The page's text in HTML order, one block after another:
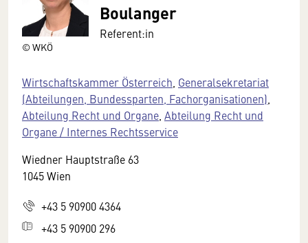
© WKÖ
Boulanger
Referent:in
Wirtschaftskammer Österreich Generalsekretariat
(Abteilungen, Bundessparten, Fachorganisationen)
Abteilung Recht und Organe Abteilung Recht und
Organe / Internes Rechtsservice
Wiedner Hauptstraße 63
1045 Wien
+43 5 90900 4364
+43 5 90900 296